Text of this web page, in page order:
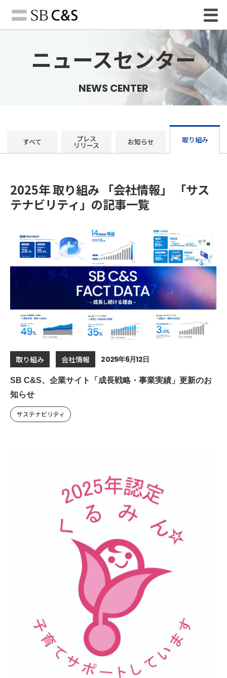
ニュースセンター
NEWS CENTER
すべて プレス
リリース お知らせ 取り組み
2025年 取り組み 「会社情報」 「サス
テナビリティ」の記事一覧
取り組み 会社情報 2025年6月12日
SB C&S、企業サイト「成長戦略・事業実績」更新のお
知らせ
サステナビリティ